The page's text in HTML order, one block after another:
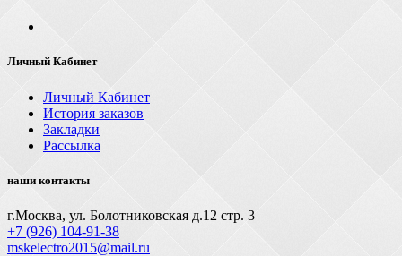
Личный Кабинет
Личный Кабинет
История заказов
Закладки
Рассылка
наши контакты
г.Москва, ул. Болотниковская д.12 стр. 3
+7 (926) 104-91-З8
mskelectro2015@mail.ru